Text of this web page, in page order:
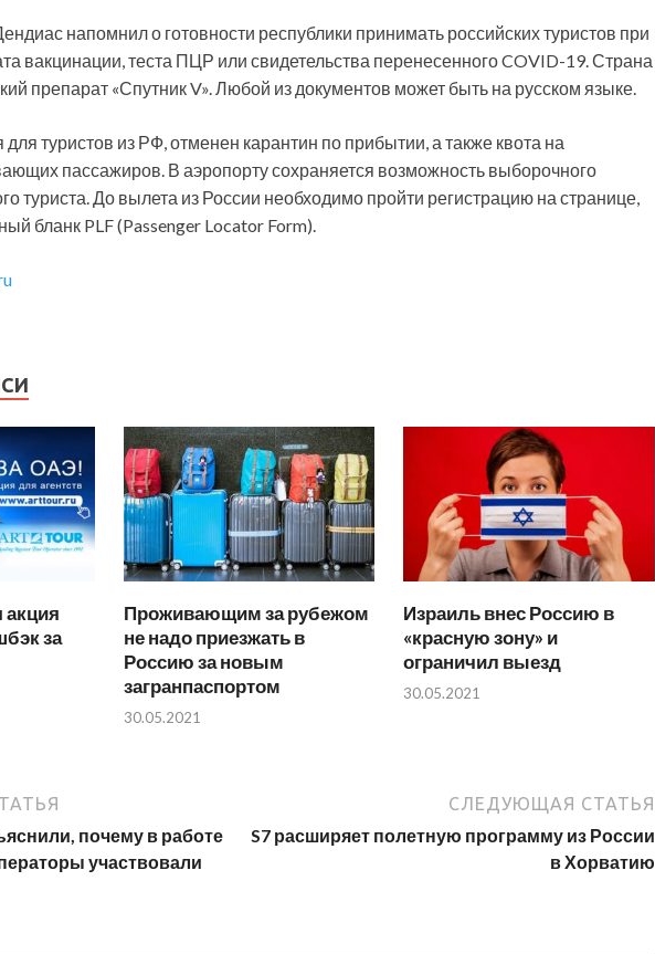
напомнил о готовности республики принимать российских туристов при
вакцинации, теста ПЦР или свидетельства перенесенного COVID-19. Страна
препарат «Спутник V». Любой из документов может быть на русском языке.
туристов из РФ, отменен карантин по прибытии, а также квота на
пассажиров. В аэропорту сохраняется возможность выборочного
туриста. До вылета из России необходимо пройти регистрацию на странице,
бланк PLF (Passenger Locator Form).
акция
за
Проживающим за рубежом
не надо приезжать в
Россию за новым
загранпаспортом
30.05.2021
Израиль внес Россию в
«красную зону» и
ограничил выезд
30.05.2021
почему в работе
участвовали
СЛЕДУЮЩАЯ СТАТЬЯ
S7 расширяет полетную программу из России
в Хорватию